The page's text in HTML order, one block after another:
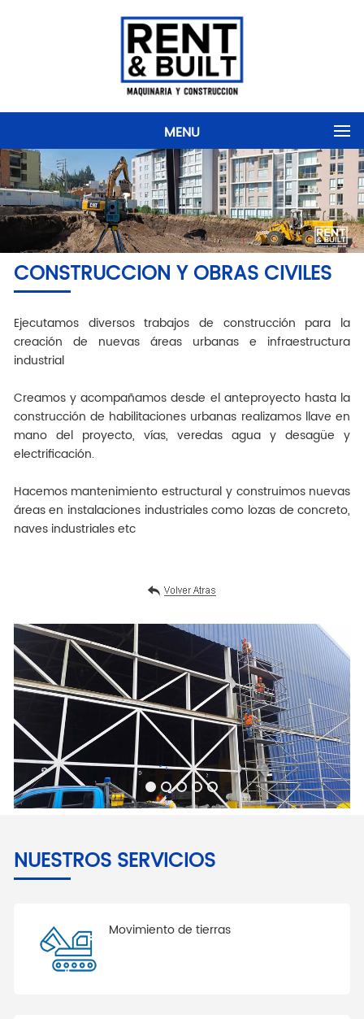
MENU
CONSTRUCCION Y OBRAS CIVILES
Ejecutamos diversos trabajos de construcción para la
creación de nuevas áreas urbanas e infraestructura
industrial
Creamos y acompañamos desde el anteproyecto hasta la
construcción de habilitaciones urbanas realizamos llave en
mano del proyecto, vías, veredas agua y desagüe y
electrificación.
Hacemos mantenimiento estructural y construimos nuevas
áreas en instalaciones industriales como lozas de concreto,
naves industriales etc
NUESTROS SERVICIOS
Movimiento de tierras